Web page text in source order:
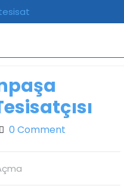
0 Comment